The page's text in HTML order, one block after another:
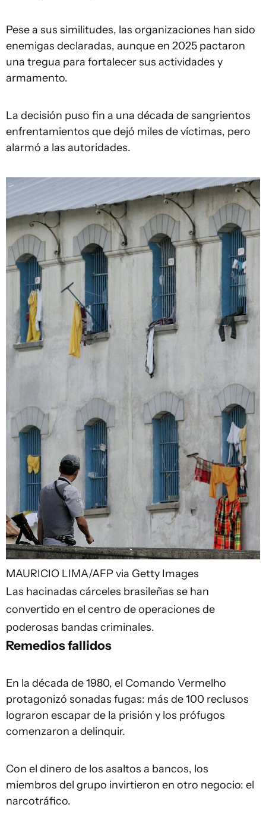
Pese a sus similitudes, las organizaciones han sido
enemigas declaradas, aunque en 2025 pactaron
una tregua para fortalecer sus actividades y
armamento.
La decisión puso fin a una década de sangrientos
enfrentamientos que dejó miles de víctimas, pero
alarmó a las autoridades.
MAURICIO LIMA/AFP via Getty Images
Las hacinadas cárceles brasileñas se han
convertido en el centro de operaciones de
poderosas bandas criminales.
Remedios fallidos
En la década de 1980, el Comando Vermelho
protagonizó sonadas fugas: más de 100 reclusos
lograron escapar de la prisión y los prófugos
comenzaron a delinquir.
Con el dinero de los asaltos a bancos, los
miembros del grupo invirtieron en otro negocio: el
narcotráfico.